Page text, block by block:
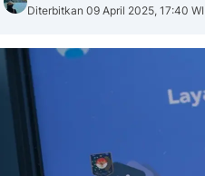
Diterbitkan 09 April 2025, 17:40